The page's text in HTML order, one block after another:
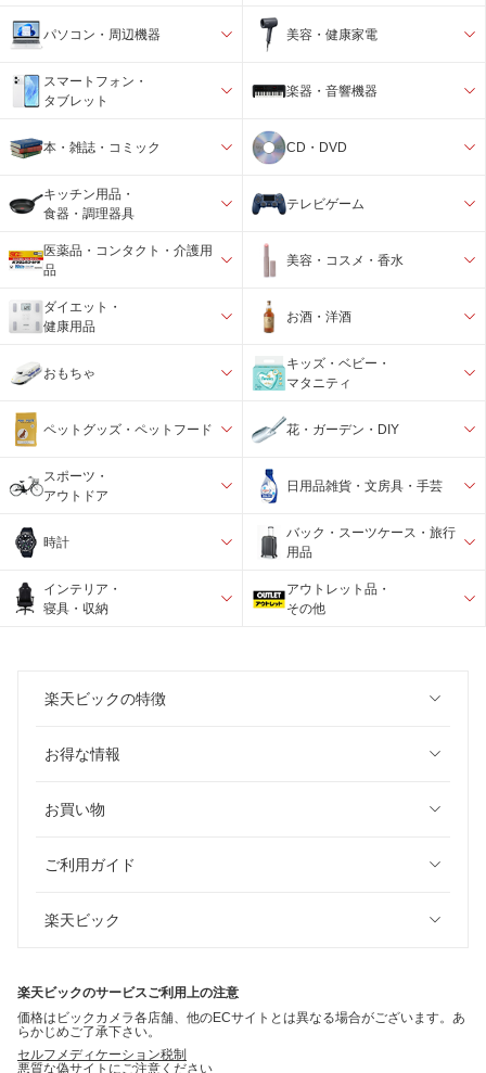
パソコン・周辺機器 美容・健康家電
スマートフォン・
タブレット
楽器・音響機器
本・雑誌・コミック CD・DVD
キッチン用品・
食器・調理器具
テレビゲーム
医薬品・コンタクト・介護用
品
美容・コスメ・香水
ダイエット・
健康用品
お酒・洋酒
おもちゃ
キッズ・ベビー・
マタニティ
ペットグッズ・ペットフード 花・ガーデン・DIY
スポーツ・
アウトドア
日用品雑貨・文房具・手芸
時計
バック・スーツケース・旅行
用品
インテリア・
寝具・収納
アウトレット品・
その他
楽天ビックの特徴
お得な情報
お買い物
ご利用ガイド
楽天ビック
楽天ビックのサービスご利用上の注意
価格はビックカメラ各店舗、他のECサイトとは異なる場合がございます。あ
らかじめご了承下さい。
セルフメディケーション税制
悪質な偽サイトにご注意ください